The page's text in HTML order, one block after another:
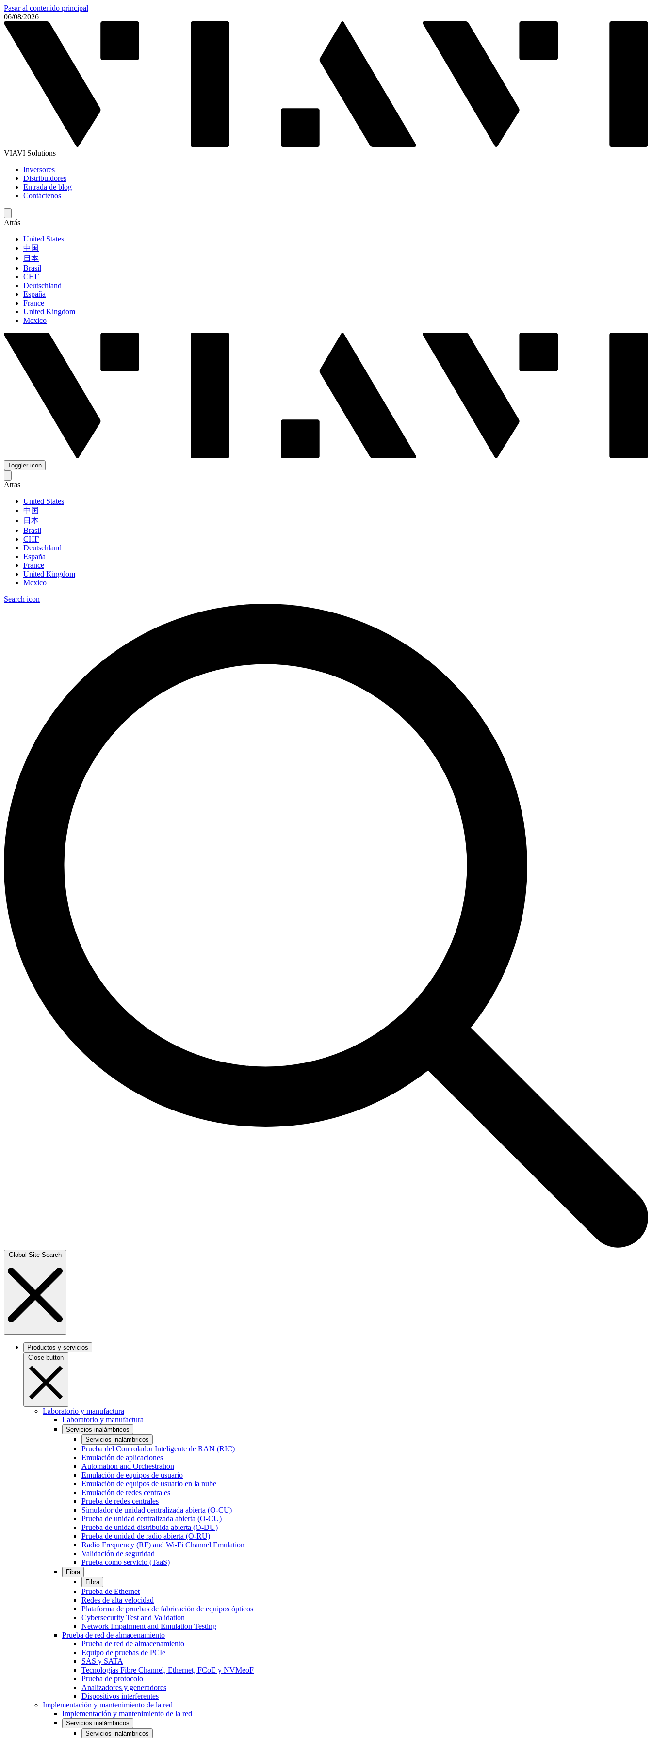
Pasar al contenido principal
06/08/2026
VIAVI Solutions
Inversores
Distribuidores
Entrada de blog
Contáctenos
Atrás
United States
中国
日本
Brasil
СНГ
Deutschland
España
France
United Kingdom
Mexico
Toggler icon
Atrás
United States
中国
日本
Brasil
СНГ
Deutschland
España
France
United Kingdom
Mexico
Search icon
Global Site Search
Productos y servicios
Close button
Laboratorio y manufactura
Laboratorio y manufactura
Servicios inalámbricos
Servicios inalámbricos
Prueba del Controlador Inteligente de RAN (RIC)
Emulación de aplicaciones
Automation and Orchestration
Emulación de equipos de usuario
Emulación de equipos de usuario en la nube
Emulación de redes centrales
Prueba de redes centrales
Simulador de unidad centralizada abierta (O-CU)
Prueba de unidad centralizada abierta (O-CU)
Prueba de unidad distribuida abierta (O-DU)
Prueba de unidad de radio abierta (O-RU)
Radio Frequency (RF) and Wi-Fi Channel Emulation
Validación de seguridad
Prueba como servicio (TaaS)
Fibra
Fibra
Prueba de Ethernet
Redes de alta velocidad
Plataforma de pruebas de fabricación de equipos ópticos
Cybersecurity Test and Validation
Network Impairment and Emulation Testing
Prueba de red de almacenamiento
Prueba de red de almacenamiento
Equipo de pruebas de PCIe
SAS y SATA
Tecnologías Fibre Channel, Ethernet, FCoE y NVMeoF
Prueba de protocolo
Analizadores y generadores
Dispositivos interferentes
Implementación y mantenimiento de la red
Implementación y mantenimiento de la red
Servicios inalámbricos
Servicios inalámbricos